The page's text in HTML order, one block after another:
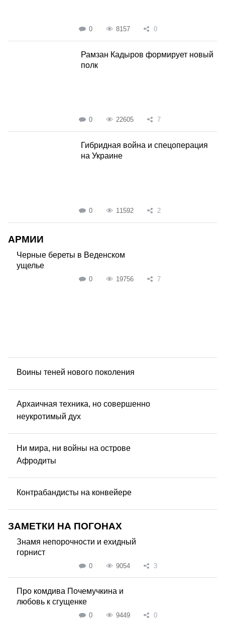
0 8157 0
Рамзан Кадыров формирует новый
полк
0 22605 7
Гибридная война и спецоперация
на Украине
0 11592 2
АРМИИ
Черные береты в Веденском
ущелье
0 19756 7
Воины теней нового поколения
Архаичная техника, но совершенно
неукротимый дух
Ни мира, ни войны на острове
Афродиты
Контрабандисты на конвейере
ЗАМЕТКИ НА ПОГОНАХ
Знамя непорочности и ехидный
горнист
0 9054 3
Про комдива Почемучкина и
любовь к сгущенке
0 9449 0